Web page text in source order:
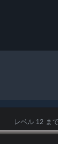
レベル 12 ま